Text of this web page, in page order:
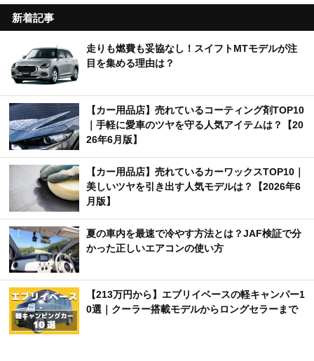
新着記事
走りも燃費も妥協なし！スイフトMTモデルが注
目を集める理由は？
【カー用品店】売れているコーティング剤TOP10
｜手軽に愛車のツヤを守る人気アイテムは？【20
26年6月版】
【カー用品店】売れているカーワックスTOP10｜
美しいツヤを引き出す人気モデルは？【2026年6
月版】
夏の車内を最速で冷やす方法とは？JAF検証で分
かった正しいエアコンの使い方
【213万円から】エブリイベースの軽キャンパー1
0選｜クーラー搭載モデルからロングセラーまで